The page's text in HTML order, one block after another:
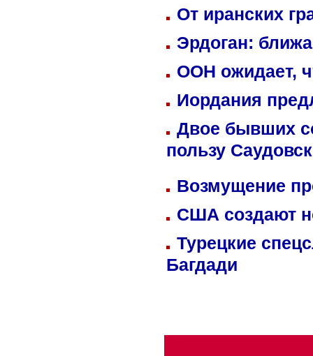
От иранских
Эрдоган:
ООН ожидает,
Иордания
Двое бывших
пользу
Возмущение
США создают
Турецкие
Багдади